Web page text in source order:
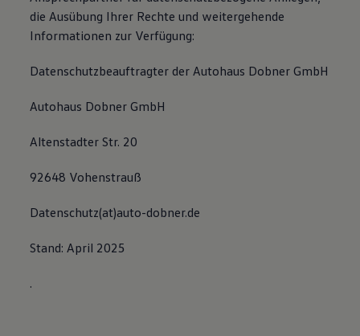
die Ausübung Ihrer Rechte und weitergehende
Informationen zur Verfügung:
Datenschutzbeauftragter der Autohaus Dobner GmbH
Autohaus Dobner GmbH
Altenstadter Str. 20
92648 Vohenstrauß
Datenschutz(at)auto-dobner.de
Stand: April 2025
.